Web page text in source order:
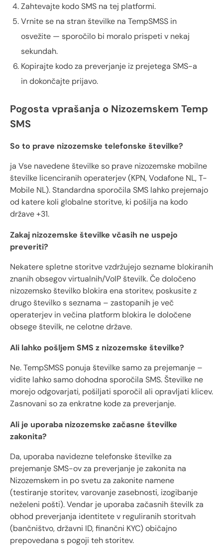
Zahtevajte kodo SMS na tej platformi.
Vrnite se na stran številke na TempSMSS in
osvežite — sporočilo bi moralo prispeti v nekaj
sekundah.
Kopirajte kodo za preverjanje iz prejetega SMS-a
in dokončajte prijavo.
Pogosta vprašanja o Nizozemskem Temp
SMS
So to prave nizozemske telefonske številke?
ja Vse navedene številke so prave nizozemske mobilne
številke licenciranih operaterjev (KPN, Vodafone NL, T-
Mobile NL). Standardna sporočila SMS lahko prejemajo
od katere koli globalne storitve, ki pošilja na kodo
države +31.
Zakaj nizozemske številke včasih ne uspejo
preveriti?
Nekatere spletne storitve vzdržujejo sezname blokiranih
znanih obsegov virtualnih/VoIP številk. Če določeno
nizozemsko številko blokira ena storitev, poskusite z
drugo številko s seznama – zastopanih je več
operaterjev in večina platform blokira le določene
obsege številk, ne celotne države.
Ali lahko pošljem SMS z nizozemske številke?
Ne. TempSMSS ponuja številke samo za prejemanje –
vidite lahko samo dohodna sporočila SMS. Številke ne
morejo odgovarjati, pošiljati sporočil ali opravljati klicev.
Zasnovani so za enkratne kode za preverjanje.
Ali je uporaba nizozemske začasne številke
zakonita?
Da, uporaba navidezne telefonske številke za
prejemanje SMS-ov za preverjanje je zakonita na
Nizozemskem in po svetu za zakonite namene
(testiranje storitev, varovanje zasebnosti, izogibanje
neželeni pošti). Vendar je uporaba začasnih številk za
obhod preverjanja identitete v reguliranih storitvah
(bančništvo, državni ID, finančni KYC) običajno
prepovedana s pogoji teh storitev.